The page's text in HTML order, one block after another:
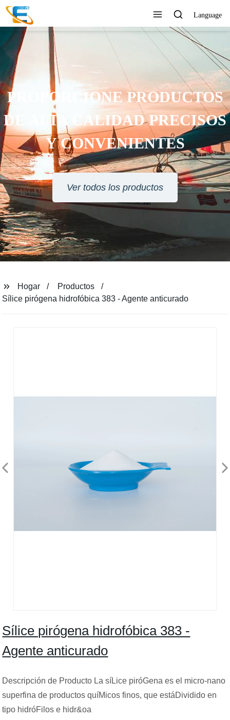
Language
PROPORCIONE PRODUCTOS
DE ALTA CALIDAD PRECISOS
Y CONVENIENTES
Ver todos los productos
Hogar
Productos
Sílice pirógena hidrofóbica 383 - Agente anticurado
Sílice pirógena hidrofóbica 383 -
Agente anticurado
Descripción de Producto La síLice piróGena es el micro-nano
superfina de productos quíMicos finos, que estáDividido en
tipo hidróFilos e hidr&oa